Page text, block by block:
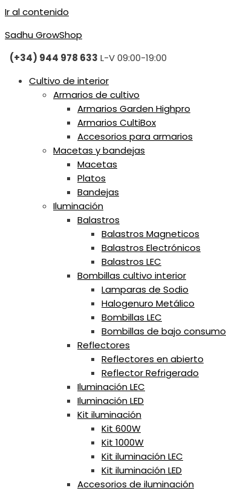
Ir al contenido
Sadhu GrowShop
(+34) 944 978 633 L-V 09:00-19:00
Cultivo de interior
Armarios de cultivo
Armarios Garden Highpro
Armarios CultiBox
Accesorios para armarios
Macetas y bandejas
Macetas
Platos
Bandejas
Iluminación
Balastros
Balastros Magneticos
Balastros Electrónicos
Balastros LEC
Bombillas cultivo interior
Lamparas de Sodio
Halogenuro Metálico
Bombillas LEC
Bombillas de bajo consumo
Reflectores
Reflectores en abierto
Reflector Refrigerado
Iluminación LEC
Iluminación LED
Kit iluminación
Kit 600W
Kit 1000W
Kit iluminación LEC
Kit iluminación LED
Accesorios de iluminación